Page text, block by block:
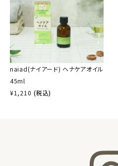
naiad(ナイアード) ヘナケアオイル
45ml
¥1,210 (税込)